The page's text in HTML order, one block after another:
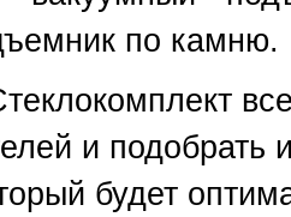
по камню.
и подобрать
будет